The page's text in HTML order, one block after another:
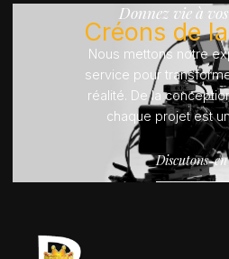
Donnez vie à
Créons de
Nous mettons notre
service pour
réalité. De la
chaque projet est
Discutons-